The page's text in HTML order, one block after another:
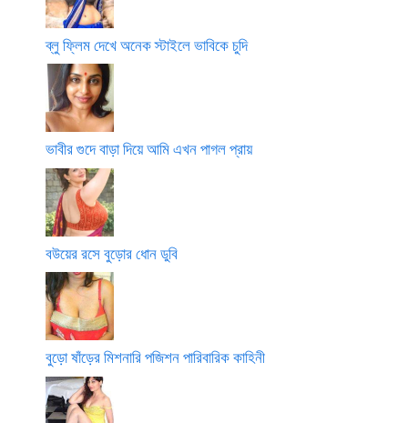
ব্লু ফ্লিম দেখে অনেক স্টাইলে ভাবিকে চুদি
ভাবীর গুদে বাড়া দিয়ে আমি এখন পাগল প্রায়
বউয়ের রসে বুড়োর ধোন ডুবি
বুড়ো ষাঁড়ের মিশনারি পজিশন পারিবারিক কাহিনী